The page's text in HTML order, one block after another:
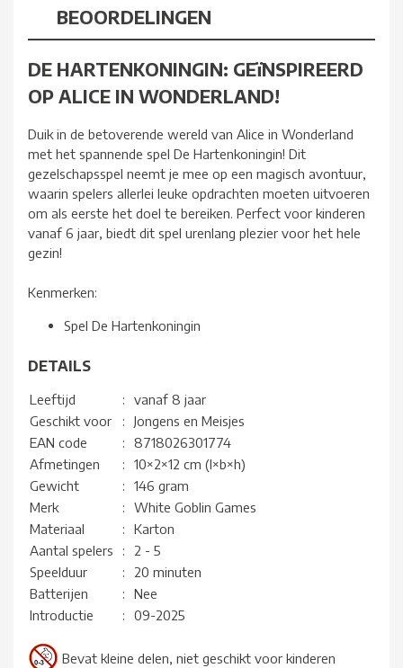
BEOORDELINGEN
DE HARTENKONINGIN: GEïNSPIREERD
OP ALICE IN WONDERLAND!
Duik in de betoverende wereld van Alice in Wonderland
met het spannende spel De Hartenkoningin! Dit
gezelschapsspel neemt je mee op een magisch avontuur,
waarin spelers allerlei leuke opdrachten moeten uitvoeren
om als eerste het doel te bereiken. Perfect voor kinderen
vanaf 6 jaar, biedt dit spel urenlang plezier voor het hele
gezin!
Kenmerken:
Spel De Hartenkoningin
DETAILS
Leeftijd :
vanaf 8 jaar
Geschikt voor
:
Jongens en Meisjes
EAN code
:
8718026301774
Afmetingen
:
10×2×12 cm (l×b×h)
Gewicht
:
146 gram
Merk
:
White Goblin Games
Materiaal
:
Karton
Aantal spelers
:
2 - 5
Speelduur
:
20 minuten
Batterijen
:
Nee
Introductie
: 09-2025
Bevat kleine delen, niet geschikt voor kinderen